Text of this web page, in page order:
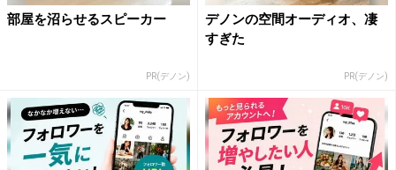
部屋を沼らせるスピーカー
PR(デノン)
デノンの空間オーディオ、凄
すぎた
PR(デノン)